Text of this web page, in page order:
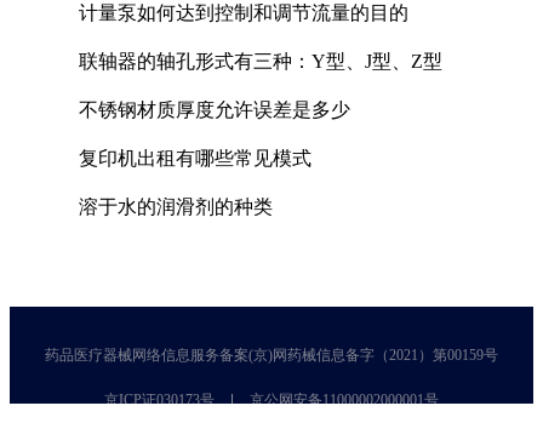
计量泵如何达到控制和调节流量的目的
联轴器的轴孔形式有三种：Y型、J型、Z型
不锈钢材质厚度允许误差是多少
复印机出租有哪些常见模式
溶于水的润滑剂的种类
药品医疗器械网络信息服务备案(京)网药械信息备字（2021）第00159号
京ICP证030173号 京公网安备11000002000001号